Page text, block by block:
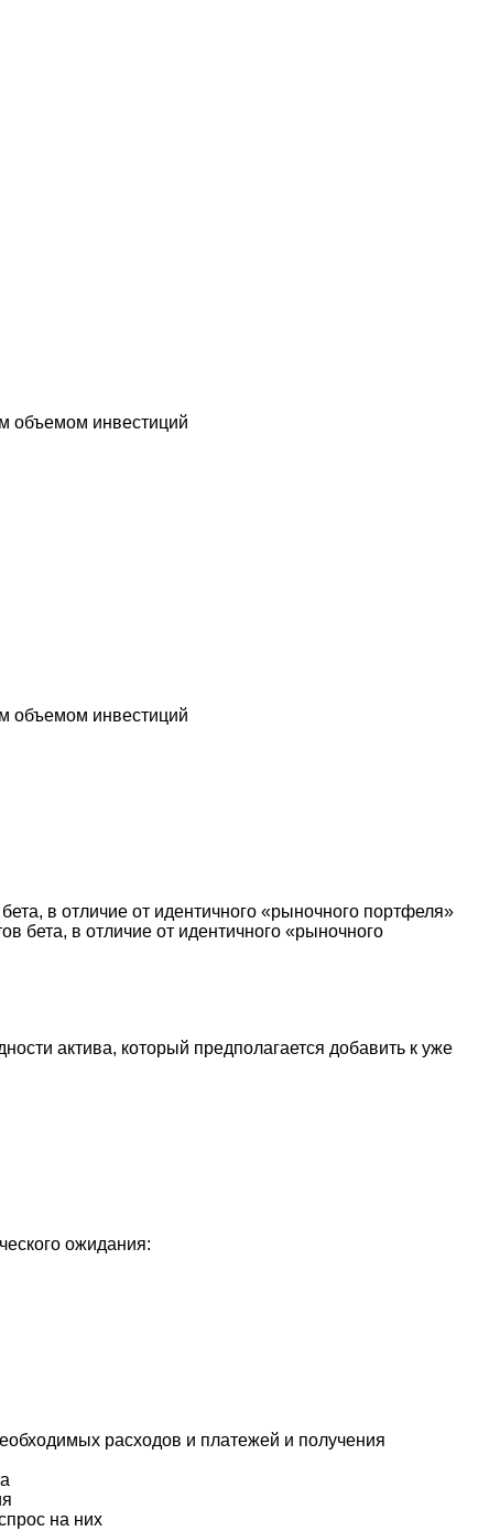
объемом инвестиций
объемом инвестиций
в отличие от идентичного «рыночного портфеля»
бета, в отличие от идентичного «рыночного
актива, который предполагается добавить к уже
ожидания:
расходов и платежей и получения
на них